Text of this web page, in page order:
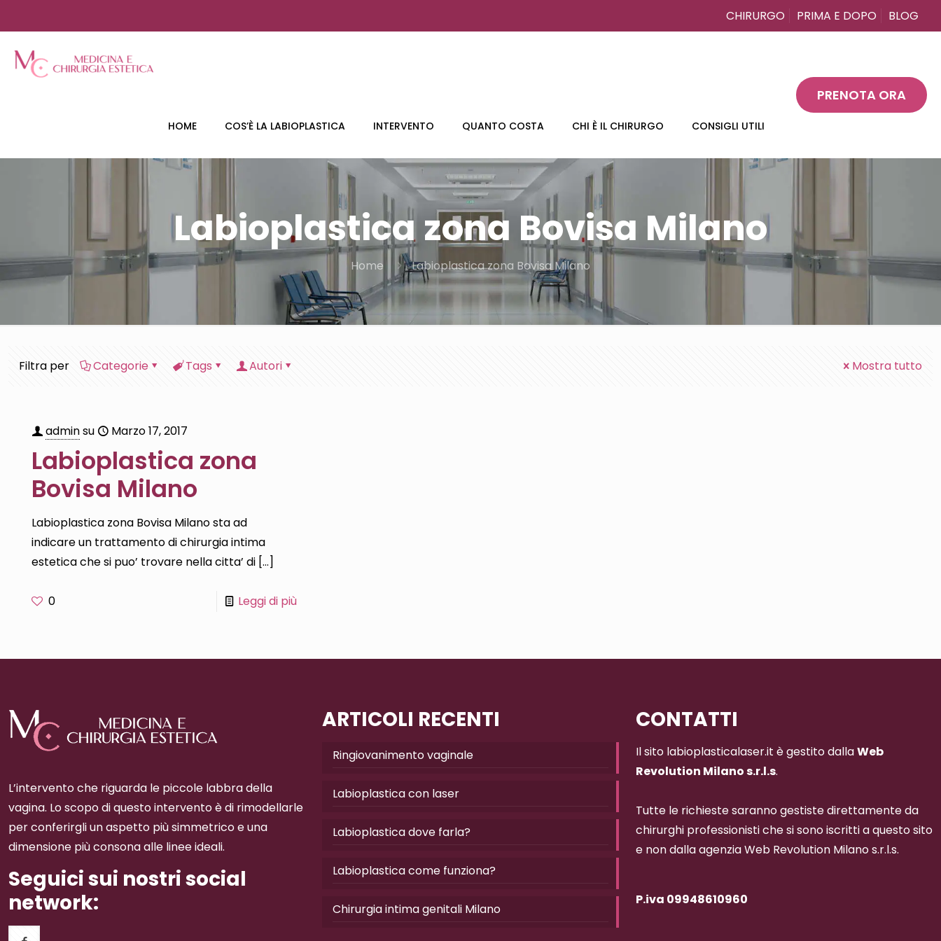
CHIRURGO PRIMA E DOPO BLOG
HOME COS’È LA LABIOPLASTICA INTERVENTO QUANTO COSTA CHI È IL CHIRURGO CONSIGLI UTILI
PRENOTA ORA
Labioplastica zona Bovisa Milano
Home Labioplastica zona Bovisa Milano
Filtra per Categorie Tags Autori Mostra tutto
adminsu Marzo 17, 2017
Labioplastica zona
Bovisa Milano
Labioplastica zona Bovisa Milano sta ad
indicare un trattamento di chirurgia intima
estetica che si puo’ trovare nella citta’ di […]
0 Leggi di più
L’intervento che riguarda le piccole labbra della
vagina. Lo scopo di questo intervento è di rimodellarle
per conferirgli un aspetto più simmetrico e una
dimensione più consona alle linee ideali.
Seguici sui nostri social
network:
ARTICOLI RECENTI
Ringiovanimento vaginale
Labioplastica con laser
Labioplastica dove farla?
Labioplastica come funziona?
Chirurgia intima genitali Milano
CONTATTI
Il sito labioplasticalaser.it è gestito dallaWeb
Revolution Milano s.r.l.s.
Tutte le richieste saranno gestiste direttamente da
chirurghi professionisti che si sono iscritti a questo sito
e non dalla agenzia Web Revolution Milano s.r.l.s.
P.iva 09948610960